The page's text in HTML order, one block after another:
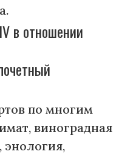
в отношении
по многим
виноградная
энология,